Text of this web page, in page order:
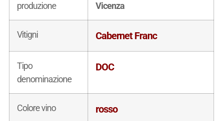
produzione
Vicenza
Vitigni Cabernet Franc
Tipo
denominazione
DOC
Colore vino rosso